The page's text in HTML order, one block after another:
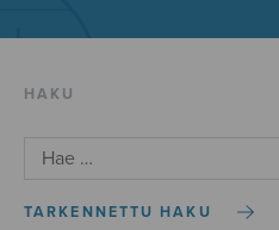
HAKU
TARKENNETTU HAKU